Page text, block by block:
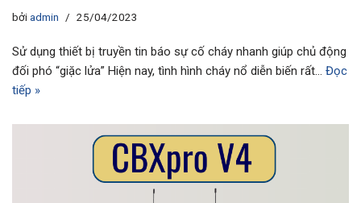
bởiadmin 25/04/2023
Sử dụng thiết bị truyền tin báo sự cố cháy nhanh giúp chủ động
đối phó “giặc lửa” Hiện nay, tình hình cháy nổ diễn biến rất… Đọc
tiếp »